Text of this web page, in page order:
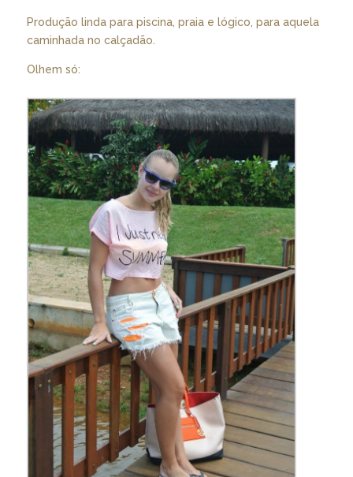
Produção linda para piscina, praia e lógico, para aquela
caminhada no calçadão.
Olhem só: